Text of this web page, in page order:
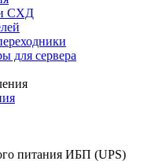
и СХД
для сервера